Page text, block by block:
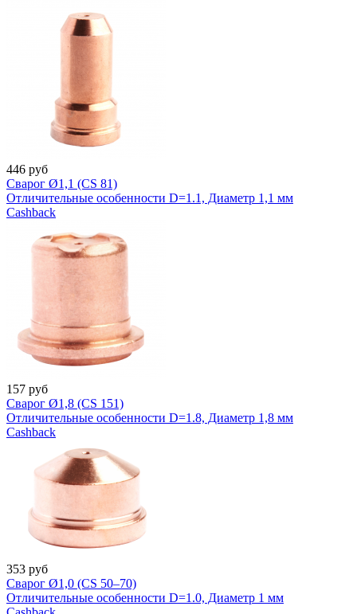
446 руб
Сварог Ø1,1 (CS 81)
Отличительные особенности D=1.1, Диаметр 1,1 мм
Cashback
157 руб
Сварог Ø1,8 (CS 151)
Отличительные особенности D=1.8, Диаметр 1,8 мм
Cashback
353 руб
Сварог Ø1,0 (CS 50–70)
Отличительные особенности D=1.0, Диаметр 1 мм